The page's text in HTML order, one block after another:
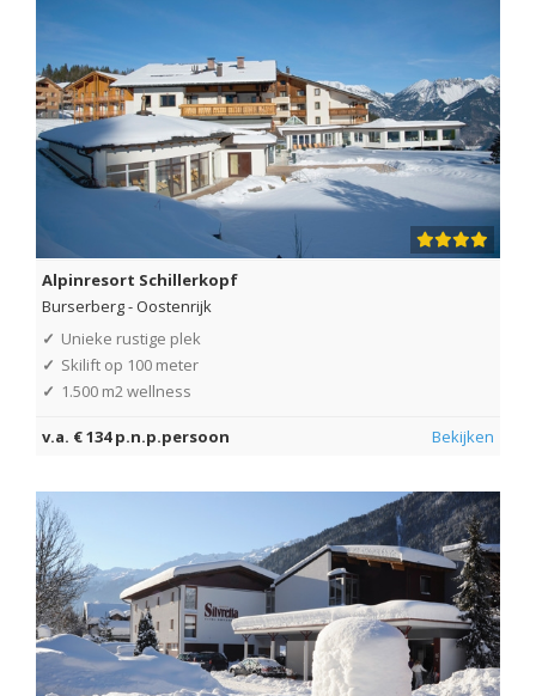
Alpinresort Schillerkopf
Burserberg-Oostenrijk
✓ Unieke rustige plek
✓ Skilift op 100 meter
✓ 1.500 m2 wellness
v.a. € 134 p.n.p.persoon Bekijken